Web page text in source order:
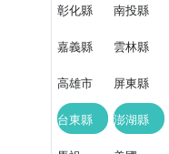
彰化縣 南投縣
嘉義縣 雲林縣
高雄市 屏東縣
台東縣 澎湖縣